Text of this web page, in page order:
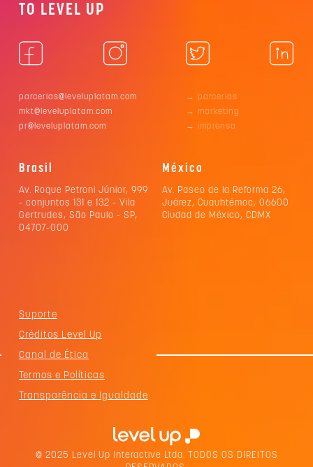
TO LEVEL UP
parcerias@leveluplatam.com
→ parcerias
mkt@leveluplatam.com
→ marketing
pr@leveluplatam.com
→ imprensa
Brasil
Av. Roque Petroni Júnior, 999
- conjuntos 131 e 132 - Vila
Gertrudes, São Paulo - SP,
04707-000
México
Av. Paseo de la Reforma 26,
Juárez, Cuauhtémoc, 06600
Ciudad de México, CDMX
Suporte
Créditos Level Up
Canal de Ética
Termos e Políticas
Transparência e Igualdade
© 2025 Level Up Interactive Ltda. TODOS OS DIREITOS